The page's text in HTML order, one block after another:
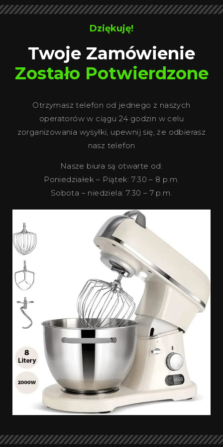
Dziękuję!
Twoje Zamówienie
Zostało Potwierdzone
Otrzymasz telefon od jednego z naszych
operatorów w ciągu 24 godzin w celu
zorganizowania wysyłki, upewnij się, że odbierasz
nasz telefon
Nasze biura są otwarte od:
Poniedziałek – Piątek: 7:30 – 8 p.m.
Sobota – niedziela: 7:30 – 7 p.m.